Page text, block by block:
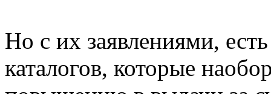
Но с их заявлениями,
каталогов, которые